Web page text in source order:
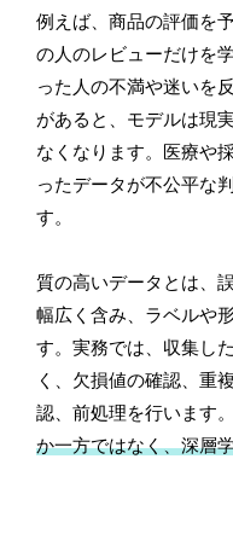
例えば、商品の評価を
の人のレビューだけを
った人の不満や迷いを
があると、モデルは現
なくなります。医療や
ったデータが不公平な
す。
質の高いデータとは、
幅広く含み、ラベルや
す。実務では、収集し
く、欠損値の確認、重
認、前処理を行います
か一方ではなく、深層